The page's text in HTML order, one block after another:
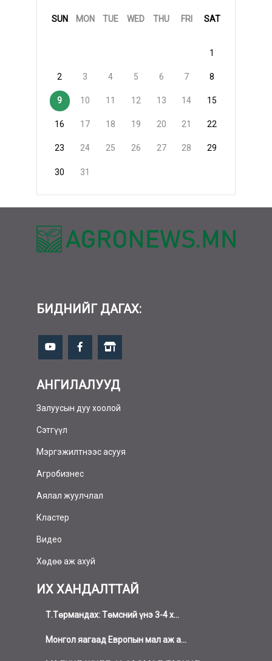
SUN MON TUE WED THU FRI SAT
1
2 3 4 5 6 7 8
9 10 11 12 13 14 15
16 17 18 19 20 21 22
23 24 25 26 27 28 29
30 31
БИДНИЙГ ДАГАХ:
АНГИЛАЛУУД
Залуусын дуу хоолой
Сэтгүүл
Мэргэжилтнээс асууя
Агробизнес
Аялал жуулчлал
Кластер
Видео
Хөдөө аж ахуй
ИХ ХАНДАЛТТАЙ
Т.Төрмандах: Төмсний үнэ 3-4 х...
Монгол яагаад Европын мал аж а...